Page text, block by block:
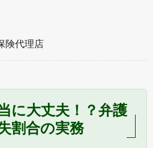
険代理店
に大丈夫！？弁護
割合の実務